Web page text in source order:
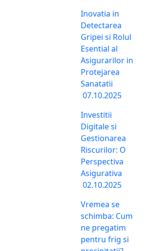
Inovatia in
Detectarea
Gripei si Rolul
Esential al
Asigurarilor in
Protejarea
Sanatatii
07.10.2025
Investitii
Digitale si
Gestionarea
Riscurilor: O
Perspectiva
Asigurativa
02.10.2025
Vremea se
schimba: Cum
ne pregatim
pentru frig si